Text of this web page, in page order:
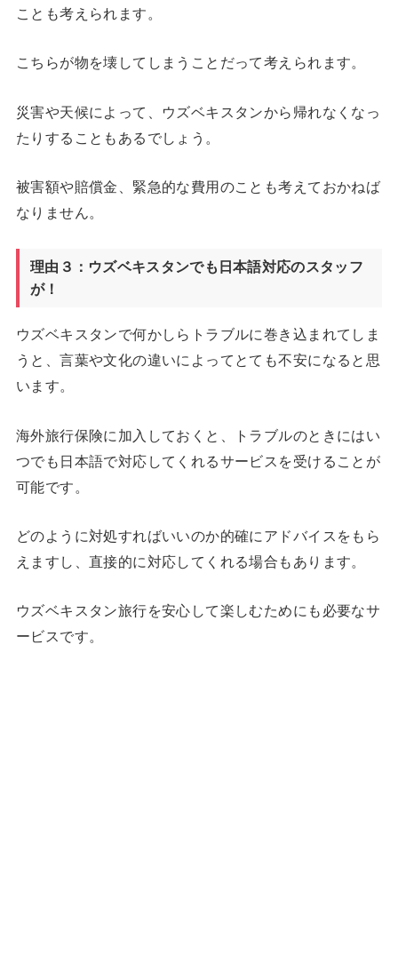
ことも考えられます。
こちらが物を壊してしまうことだって考えられます。
災害や天候によって、ウズベキスタンから帰れなくなっ
たりすることもあるでしょう。
被害額や賠償金、緊急的な費用のことも考えておかねば
なりません。
理由３：ウズベキスタンでも日本語対応のスタッフ
が！
ウズベキスタンで何かしらトラブルに巻き込まれてしま
うと、言葉や文化の違いによってとても不安になると思
います。
海外旅行保険に加入しておくと、トラブルのときにはい
つでも日本語で対応してくれるサービスを受けることが
可能です。
どのように対処すればいいのか的確にアドバイスをもら
えますし、直接的に対応してくれる場合もあります。
ウズベキスタン旅行を安心して楽しむためにも必要なサ
ービスです。